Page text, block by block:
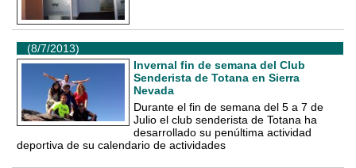
(8/7/2013)
Invernal fin de semana del Club
Senderista de Totana en Sierra
Nevada
Durante el fin de semana del 5 a 7 de
Julio el club senderista de Totana ha
desarrollado su penúltima actividad
deportiva de su calendario de actividades